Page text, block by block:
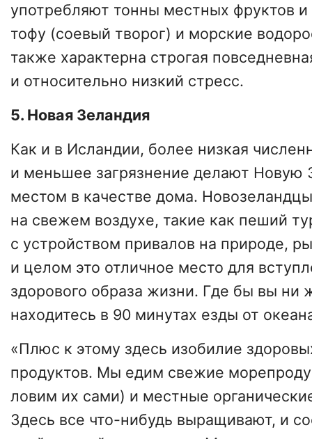
употребляют тонны местных фруктов
тофу (соевый творог) и морские
также характерна строгая
и относительно низкий стресс.
5. Новая Зеландия
Как и в Исландии, более низкая
и меньшее загрязнение делают Новую
местом в качестве дома.
на свежем воздухе, такие как пеший
с устройством привалов на природе,
и целом это отличное место для
здорового образа жизни. Где бы вы ни
находитесь в 90 минутах езды от
«Плюс к этому здесь изобилие
продуктов. Мы едим свежие
ловим их сами) и местные
Здесь все что-нибудь выращивают, и